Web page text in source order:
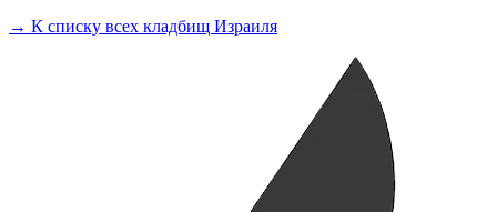
→ К списку всех кладбищ Израиля